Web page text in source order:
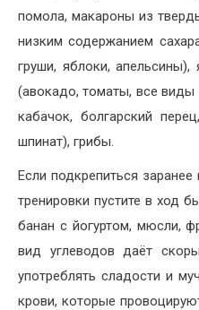
помола, макароны из
низким содержанием
груши, яблоки,
(авокадо, томаты, все виды
кабачок, болгарский
шпинат), грибы.
Если подкрепиться
тренировки пустите в ход
банан с йогуртом, мюсли,
вид углеводов даёт
употреблять сладости и
крови, которые